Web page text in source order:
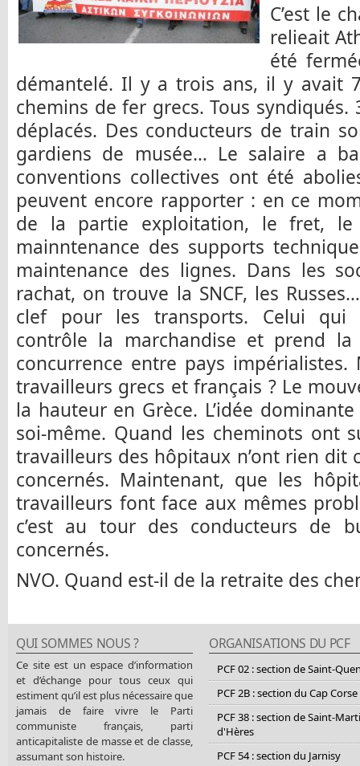
C’est le
relieait
été
démantelé. Il y a trois ans, il y avait
chemins de fer grecs. Tous
déplacés. Des conducteurs de train
gardiens de musée… Le salaire a
conventions collectives ont été
peuvent encore rapporter : en ce
de la partie exploitation, le fret, le
mainntenance des supports
maintenance des lignes. Dans les
rachat, on trouve la SNCF, les
clef pour les transports. Celui qui
contrôle la marchandise et prend
concurrence entre pays
travailleurs grecs et français ? Le
la hauteur en Grèce. L’idée
soi-même. Quand les cheminots ont
travailleurs des hôpitaux n’ont rien dit
concernés. Maintenant, que les
travailleurs font face aux mêmes
c’est au tour des conducteurs de
concernés.
NVO. Quand est-il de la retraite des
QUI SOMMES NOUS ?
Ce site est un espace d’information
et d’échange pour tous ceux qui
estiment qu’il est plus nécessaire que
jamais de faire vivre le Parti
communiste français, parti
anticapitaliste de masse et de classe,
assumant son histoire.
ORGANISATIONS DU PCF
PCF 02 : section de Saint-
PCF 2B : section du Cap Corse
PCF 38 : section de Saint-
d'Hères
PCF 54 : section du Jarnisy